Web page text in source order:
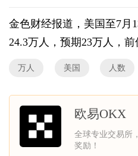
金色财经报道，美国至7月
24.3万人，预期23万人，前
万人 美国 人数
欧易OKX
全球专业交易所
奖励！